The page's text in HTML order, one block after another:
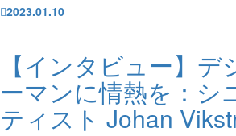
2023.01.10
【インタビュー】デ
ーマンに情熱を：シ
ティスト Johan